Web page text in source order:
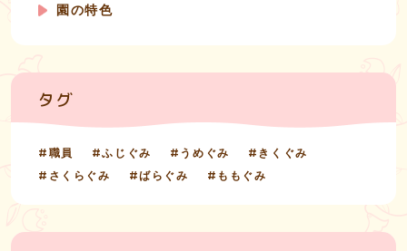
園の特色
タグ
職員 ふじぐみ うめぐみ
きくぐみ
さくらぐみ
ばらぐみ ももぐみ